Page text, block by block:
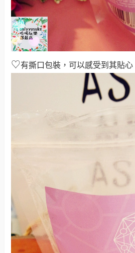
♡有撕口包裝，可以感受到其貼心